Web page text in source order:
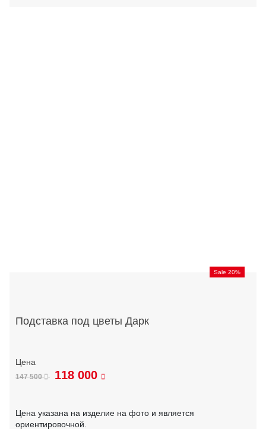
Sale 20%
Подставка под цветы Дарк
147 500 118 000
Цена указана на изделие на фото и является
ориентировочной.